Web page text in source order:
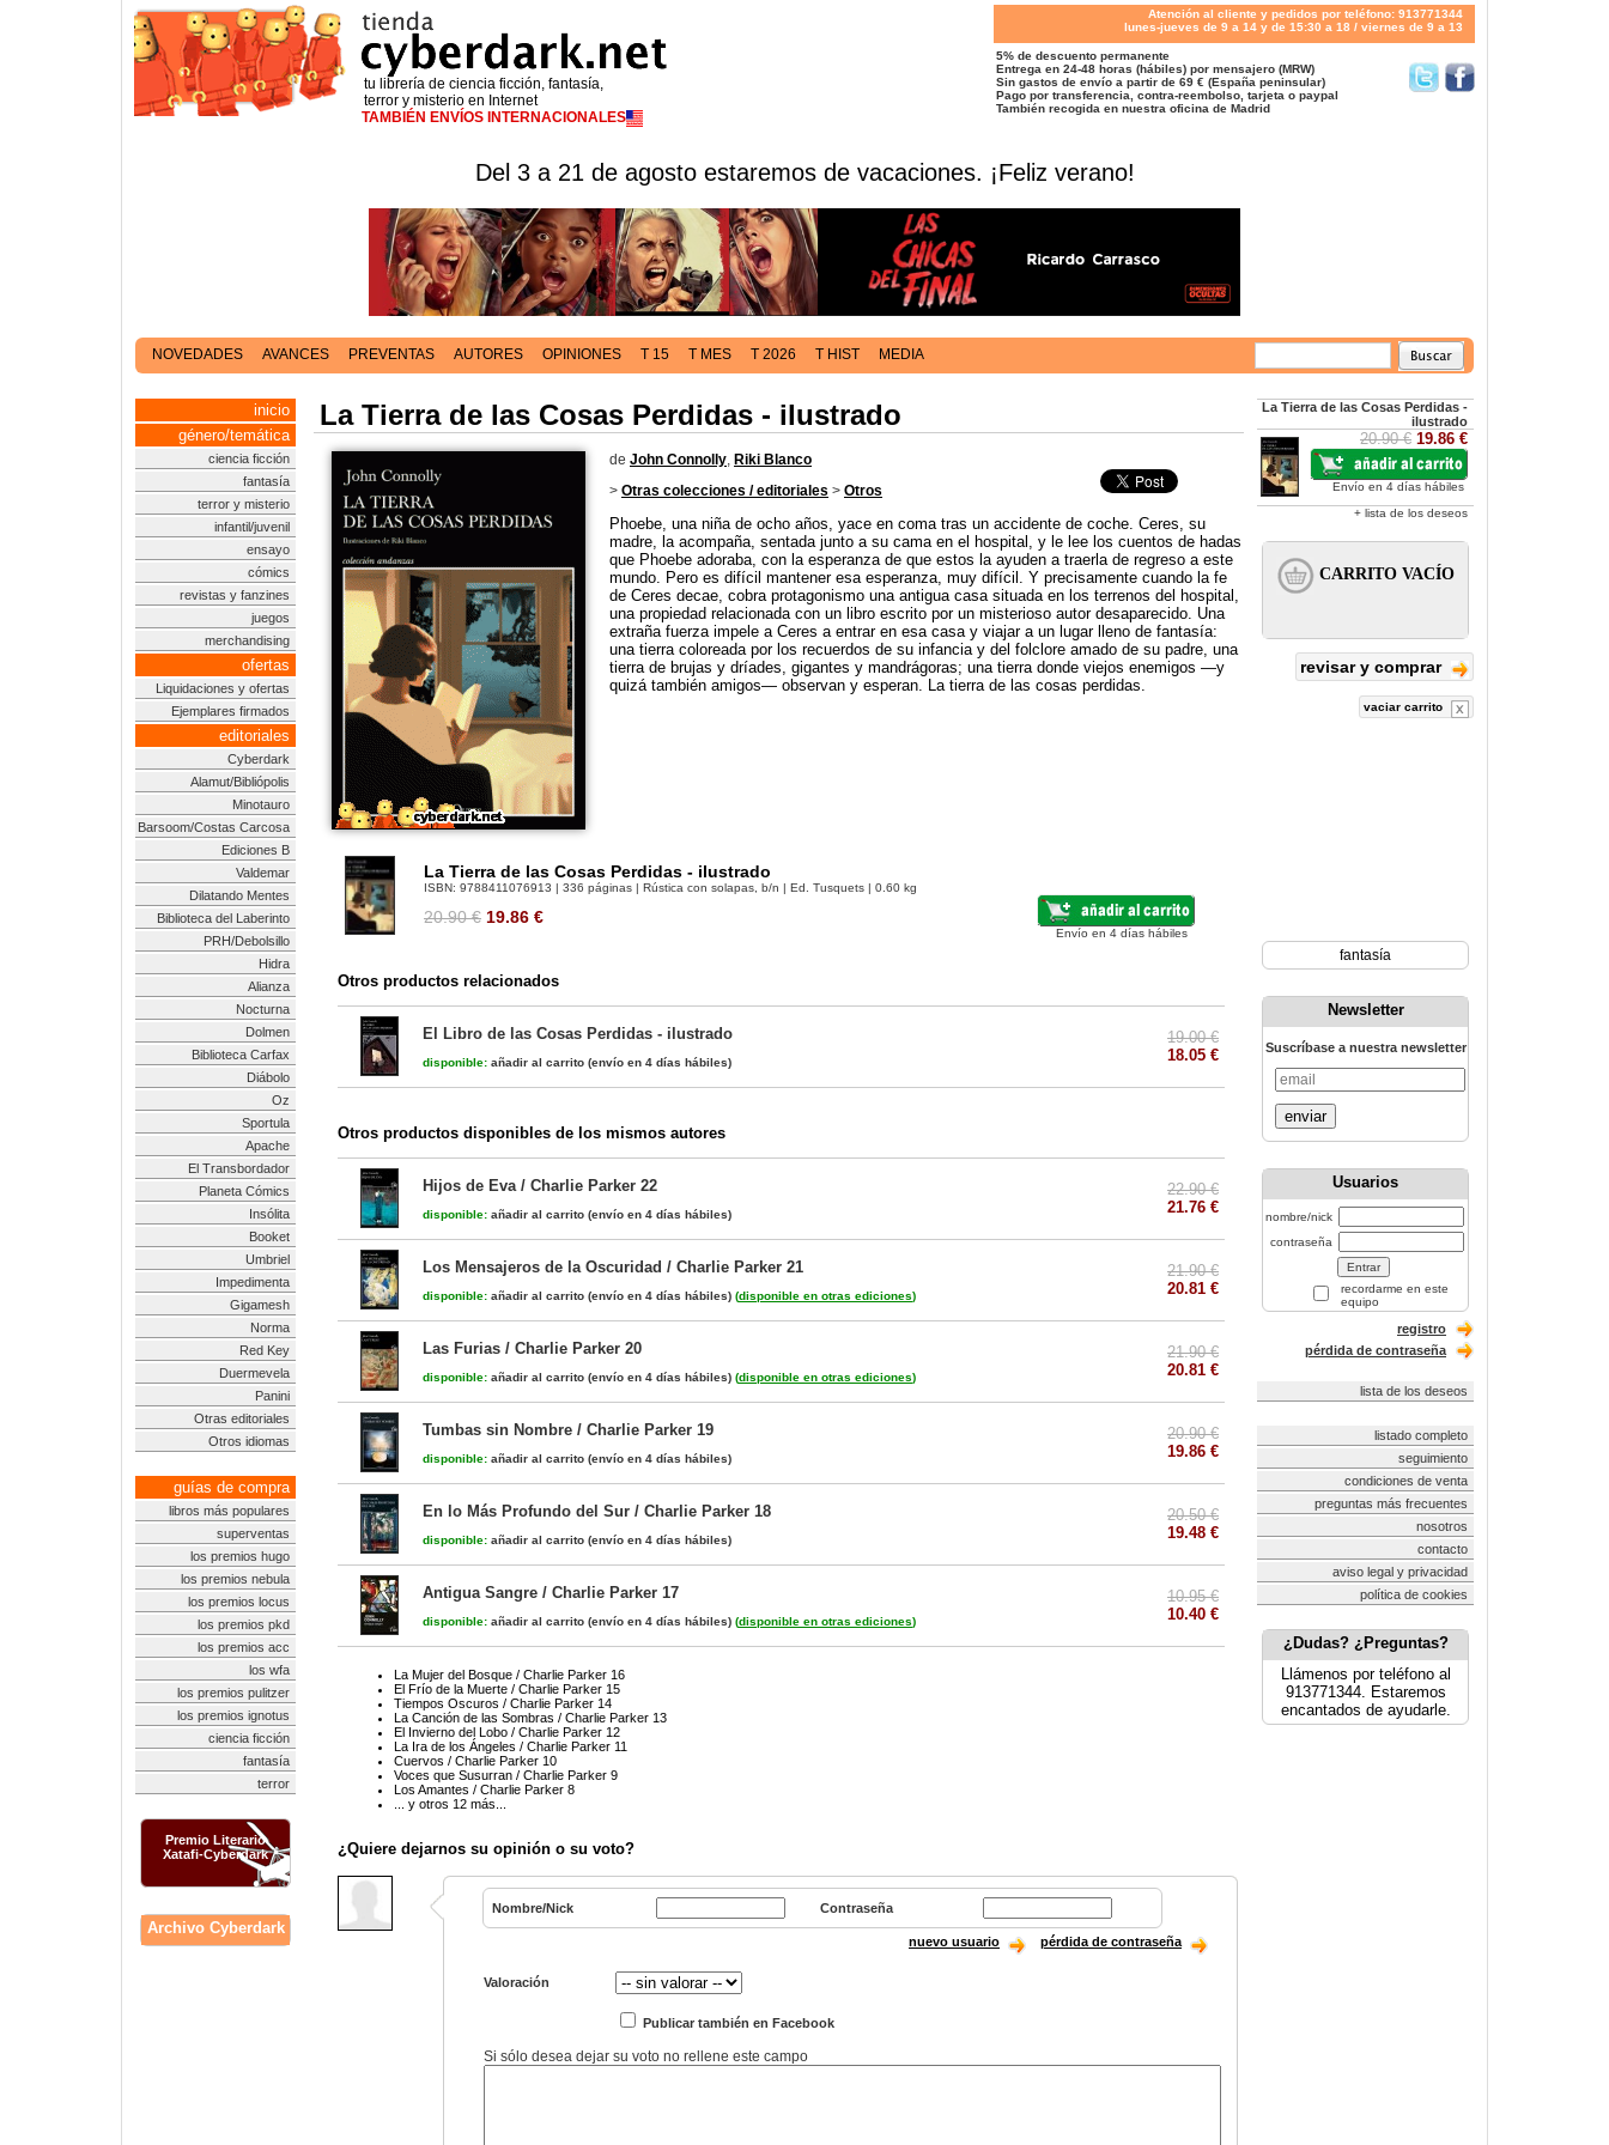
tu librería de ciencia ficción, fantasía,
terror y misterio en Internet
TAMBIÉN ENVÍOS INTERNACIONALES
Atención al cliente y pedidos por teléfono: 913771344
lunes-jueves de 9 a 14 y de 15:30 a 18 / viernes de 9 a 13
5% de descuento permanente
Entrega en 24-48 horas (hábiles) por mensajero (MRW)
Sin gastos de envío a partir de 69 € (España peninsular)
Pago por transferencia, contra-reembolso, tarjeta o paypal
También recogida en nuestra oficina de Madrid
Del 3 a 21 de agosto estaremos de vacaciones. ¡Feliz verano!
NOVEDADES AVANCES PREVENTAS AUTORES OPINIONES T 15 T MES T 2026 T HIST MEDIA
inicio
género/temática
ciencia ficción
fantasía
terror y misterio
infantil/juvenil
ensayo
cómics
revistas y fanzines
juegos
merchandising
ofertas
Liquidaciones y ofertas
Ejemplares firmados
editoriales
Cyberdark
Alamut/Bibliópolis
Minotauro
Barsoom/Costas Carcosa
Ediciones B
Valdemar
Dilatando Mentes
Biblioteca del Laberinto
PRH/Debolsillo
Hidra
Alianza
Nocturna
Dolmen
Biblioteca Carfax
Diábolo
Oz
Sportula
Apache
El Transbordador
Planeta Cómics
Insólita
Booket
Umbriel
Impedimenta
Gigamesh
Norma
Red Key
Duermevela
Panini
Otras editoriales
Otros idiomas
guías de compra
libros más populares
superventas
los premios hugo
los premios nebula
los premios locus
los premios pkd
los premios acc
los wfa
los premios pulitzer
los premios ignotus
ciencia ficción
fantasía
terror
Premio Literario
Xatafi-Cyberdark
Archivo Cyberdark
La Tierra de las Cosas Perdidas - ilustrado
de John Connolly, Riki Blanco
> Otras colecciones / editoriales > Otros
Phoebe, una niña de ocho años, yace en coma tras un accidente de coche. Ceres, su
madre, la acompaña, sentada junto a su cama en el hospital, y le lee los cuentos de hadas
que Phoebe adoraba, con la esperanza de que estos la ayuden a traerla de regreso a este
mundo. Pero es difícil mantener esa esperanza, muy difícil. Y precisamente cuando la fe
de Ceres decae, cobra protagonismo una antigua casa situada en los terrenos del hospital,
una propiedad relacionada con un libro escrito por un misterioso autor desaparecido. Una
extraña fuerza impele a Ceres a entrar en esa casa y viajar a un lugar lleno de fantasía:
una tierra coloreada por los recuerdos de su infancia y del folclore amado de su padre, una
tierra de brujas y dríades, gigantes y mandrágoras; una tierra donde viejos enemigos —y
quizá también amigos— observan y esperan. La tierra de las cosas perdidas.
La Tierra de las Cosas Perdidas - ilustrado
ISBN: 9788411076913 | 336 páginas | Rústica con solapas, b/n | Ed. Tusquets | 0.60 kg
20.90 € 19.86 €
Envío en 4 días hábiles
Otros productos relacionados
El Libro de las Cosas Perdidas - ilustrado
disponible: añadir al carrito (envío en 4 días hábiles)
19.00 €
18.05 €
Otros productos disponibles de los mismos autores
Hijos de Eva / Charlie Parker 22
disponible: añadir al carrito (envío en 4 días hábiles)
22.90 €
21.76 €
Los Mensajeros de la Oscuridad / Charlie Parker 21
disponible: añadir al carrito (envío en 4 días hábiles) (disponible en otras ediciones)
21.90 €
20.81 €
Las Furias / Charlie Parker 20
disponible: añadir al carrito (envío en 4 días hábiles) (disponible en otras ediciones)
21.90 €
20.81 €
Tumbas sin Nombre / Charlie Parker 19
disponible: añadir al carrito (envío en 4 días hábiles)
20.90 €
19.86 €
En lo Más Profundo del Sur / Charlie Parker 18
disponible: añadir al carrito (envío en 4 días hábiles)
20.50 €
19.48 €
Antigua Sangre / Charlie Parker 17
disponible: añadir al carrito (envío en 4 días hábiles) (disponible en otras ediciones)
10.95 €
10.40 €
La Mujer del Bosque / Charlie Parker 16
El Frío de la Muerte / Charlie Parker 15
Tiempos Oscuros / Charlie Parker 14
La Canción de las Sombras / Charlie Parker 13
El Invierno del Lobo / Charlie Parker 12
La Ira de los Ángeles / Charlie Parker 11
Cuervos / Charlie Parker 10
Voces que Susurran / Charlie Parker 9
Los Amantes / Charlie Parker 8
... y otros 12 más...
¿Quiere dejarnos su opinión o su voto?
Nombre/Nick Contraseña
nuevo usuario pérdida de contraseña
Valoración
Publicar también en Facebook
Si sólo desea dejar su voto no rellene este campo
La Tierra de las Cosas Perdidas -
ilustrado
20.90 € 19.86 €
Envío en 4 días hábiles
+ lista de los deseos
revisar y comprar
vaciar carrito
fantasía
Newsletter
Suscríbase a nuestra newsletter
enviar
Usuarios
nombre/nick
contraseña
recordarme en este
equipo
registro
pérdida de contraseña
lista de los deseos
listado completo
seguimiento
condiciones de venta
preguntas más frecuentes
nosotros
contacto
aviso legal y privacidad
política de cookies
¿Dudas? ¿Preguntas?
Llámenos por teléfono al
913771344. Estaremos
encantados de ayudarle.